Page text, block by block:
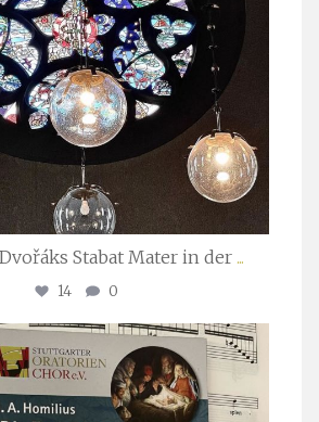
Stabat Mater in der ...
14 0
stuttgarter_oratorienchor
Nov. 29